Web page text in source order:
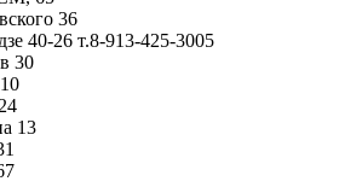
36
40-26 т.8-913-425-3005
30
13